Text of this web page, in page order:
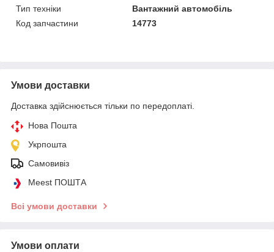
Тип техніки
Вантажний автомобіль
Код запчастини
14773
Умови доставки
Доставка здійснюється тільки по передоплаті.
Нова Пошта
Укрпошта
Самовивіз
Meest ПОШТА
Всі умови доставки
Умови оплати